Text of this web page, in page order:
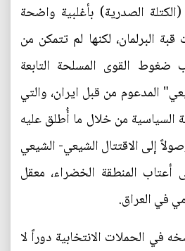
الصدرية) بأغلبية واضحة
تحت قبة البرلمان، لكنها لم تتمكن من
ضغوط القوى المسلحة التابعة
المدعوم من قبل ايران، والتي
السياسية من خلال ما أُطلق عليه
إلى الاقتتال الشيعي- الشيعي
المنطقة الخضراء، معقل
في العراق.
في الحملات الانتخابية دوراً لا